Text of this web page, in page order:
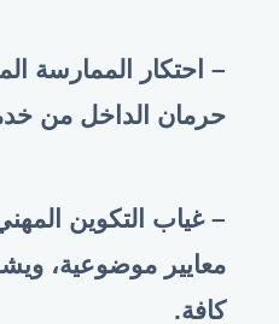
– احتكار الممارسة
حرمان الداخل من
– غياب التكوين
معايير موضوعية،
كافة.